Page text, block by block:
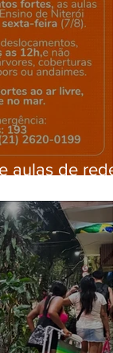
aulas de rede
sexta (7)